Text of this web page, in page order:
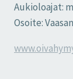
Aukioloajat:
Osoite: